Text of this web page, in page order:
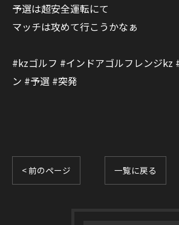
予選は超安全運転にて
マッチは攻めて行こうかなぁ
#kzゴルフ #インドアゴルフレンジkz
ン #予選 #突発
< 前のページ 一覧に戻る